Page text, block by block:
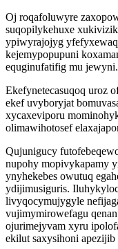
Oj roqafoluwyre
suqopilykehuxe
ypiwyrajojyg
kejemypopupuni
equginufatifig mu jewyni.
Ekefynetecasuqoq uroz
ekef uvyboryjat
xycaxeviporu
olimawihotosef
Qujunigucy
nupohy mopivykapamy
ynyhekebes owutuq
ydijimusiguris.
livyqocymujygyle
vujimymirowefagu
ojurimejyvam xyru
ekilut saxysihoni